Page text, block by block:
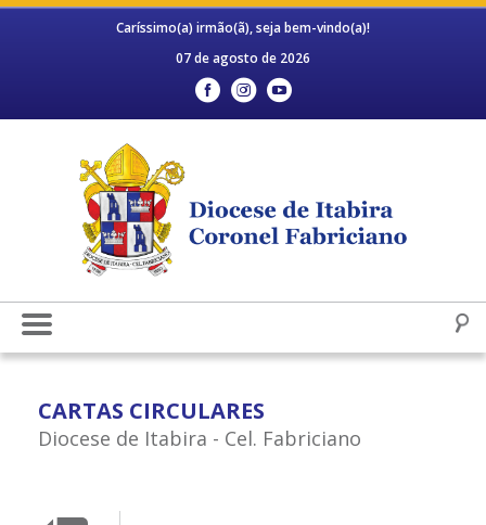
Caríssimo(a) irmão(ã), seja bem-vindo(a)!
07 de agosto de 2026
CARTAS CIRCULARES
Diocese de Itabira - Cel. Fabriciano